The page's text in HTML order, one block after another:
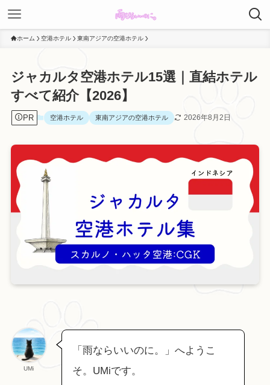
ホーム 空港ホテル 東南アジアの空港ホテル
ジャカルタ空港ホテル15選｜直結ホテル
すべて紹介【2026】
PR 空港ホテル 東南アジアの空港ホテル 2026年8月2日
UMi
「雨ならいいのに。」へようこ
そ。UMiです。